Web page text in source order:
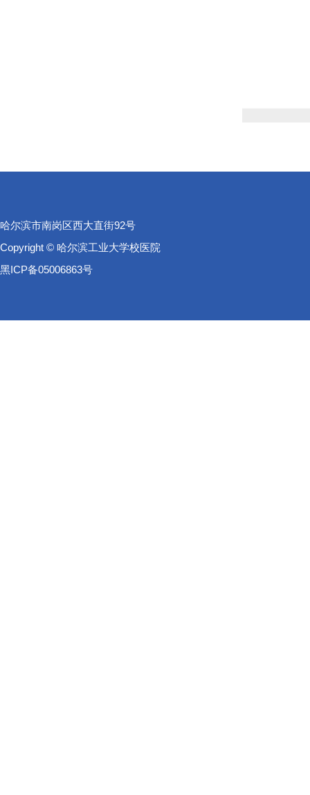
哈尔滨市南岗区西大直街92号
Copyright © 哈尔滨工业大学校医院
黑ICP备05006863号